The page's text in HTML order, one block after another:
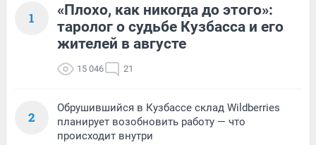
1
«Плохо, как никогда до этого»:
таролог о судьбе Кузбасса и его
жителей в августе
15 046 21
2
Обрушившийся в Кузбассе склад Wildberries
планирует возобновить работу — что
происходит внутри